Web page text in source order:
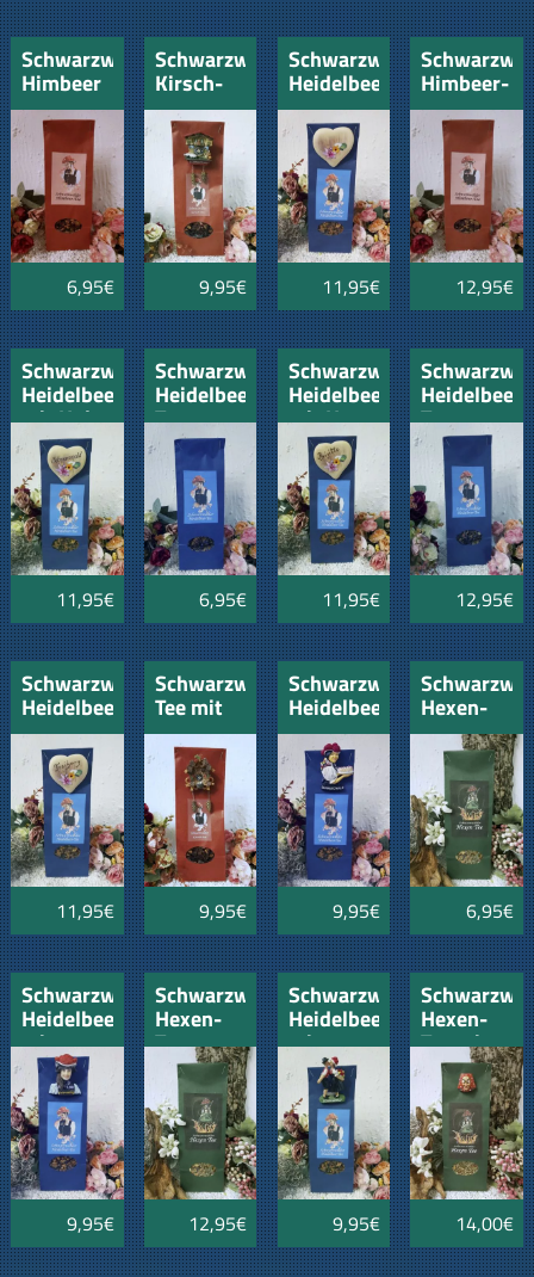
Schwarzwälder
Himbeer
Tee
100gr
6,95€
Schwarzwälder
Kirsch-
Tee mit
Kuckucksuhr
9,95€
Schwarzwälder
Heidelbeer
mit Herz
neutral
11,95€
Himbeer-
Tee
200gr
12,95€
Schwarzwälder
Heidelbeer
mit Holz-
Herz
Schwarzwald
11,95€
Schwarzwälder
Heidelbeer-
Tee
100gr
6,95€
Schwarzwälder
Heidelbeer
mit Herz
mit
Namen
11,95€
Heidelbeer-
Tee
200gr
12,95€
Schwarzwälder
Heidelbeer
mit Holz-
Herz und
Städtenamen
11,95€
Schwarzwald-
Tee mit
Kuckucksuhr
9,95€
Schwarzwälder
Heidelbeer
mit
Schwarzwälderin
mit
Kirschtorte
9,95€
Hexen-
Tee
100gr
6,95€
Schwarzwälder
Heidelbeer
mit
Schwarzwälderin
9,95€
Schwarzwälder
Hexen-
Tee
200gr
12,95€
Schwarzwälder
Heidelbeer
mit
Liebespaar
9,95€
Hexen-
Tee mit
Hexen-
Mäskle 1
14,00€